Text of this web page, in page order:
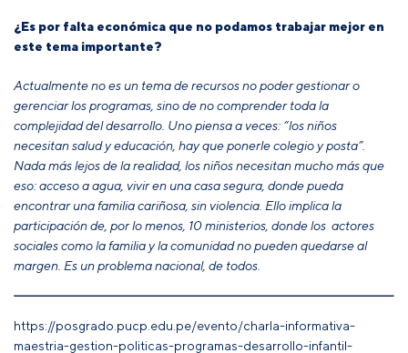
¿Es por falta económica que no podamos trabajar mejor en
este tema importante?
Actualmente no es un tema de recursos no poder gestionar o
gerenciar los programas, sino de no comprender toda la
complejidad del desarrollo. Uno piensa a veces: “los niños
necesitan salud y educación, hay que ponerle colegio y posta”.
Nada más lejos de la realidad, los niños necesitan mucho más que
eso: acceso a agua, vivir en una casa segura, donde pueda
encontrar una familia cariñosa, sin violencia. Ello implica la
participación de, por lo menos, 10 ministerios, donde los actores
sociales como la familia y la comunidad no pueden quedarse al
margen. Es un problema nacional, de todos.
https://posgrado.pucp.edu.pe/evento/charla-informativa-
maestria-gestion-politicas-programas-desarrollo-infantil-